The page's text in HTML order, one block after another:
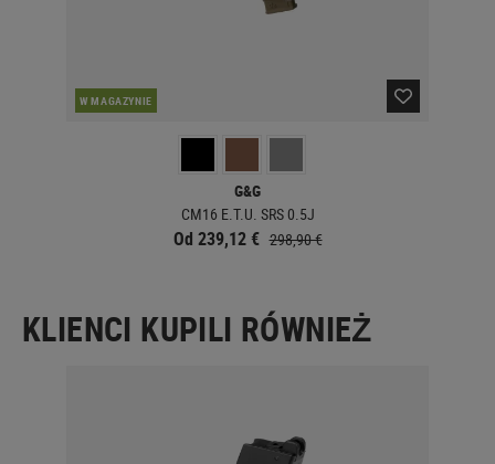
W MAGAZYNIE
G&G
CM16 E.T.U. SRS 0.5J
Od 239,12 € 298,90 €
KLIENCI KUPILI RÓWNIEŻ